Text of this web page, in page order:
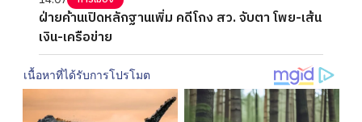
ฝ่ายค้านเปิดหลักฐานเพิ่ม คดีโกง สว. จับตา โพย-เส้น
เงิน-เครือข่าย